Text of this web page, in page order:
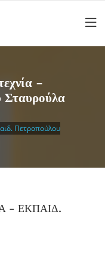
–
Πετροπούλου
– ΕΚΠΑΙΔ.